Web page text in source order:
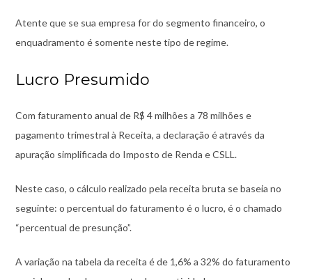
Atente que se sua empresa for do segmento financeiro, o
enquadramento é somente neste tipo de regime.
Lucro Presumido
Com faturamento anual de R$ 4 milhões a 78 milhões e
pagamento trimestral à Receita, a declaração é através da
apuração simplificada do Imposto de Renda e CSLL.
Neste caso, o cálculo realizado pela receita bruta se baseia no
seguinte: o percentual do faturamento é o lucro, é o chamado
“percentual de presunção”.
A variação na tabela da receita é de 1,6% a 32% do faturamento